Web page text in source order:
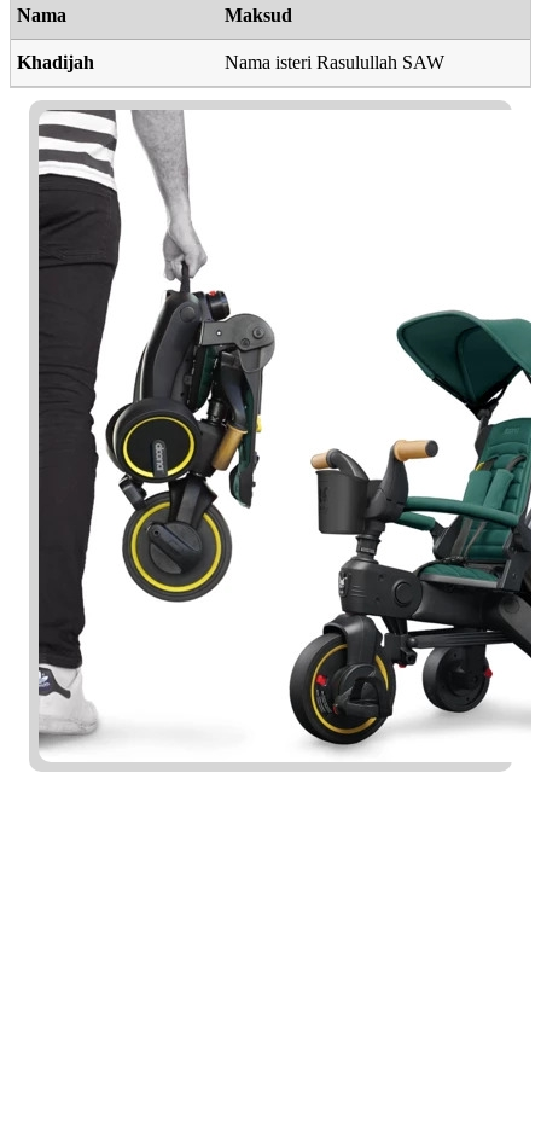
Nama Maksud
Khadijah Nama isteri Rasulullah SAW